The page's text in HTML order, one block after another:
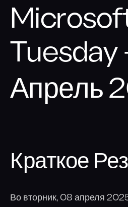
Аудит
Социальная
Аудит Wi-Fi
Tuesday
Апрель
Краткое
Во вторник, 08 апреля